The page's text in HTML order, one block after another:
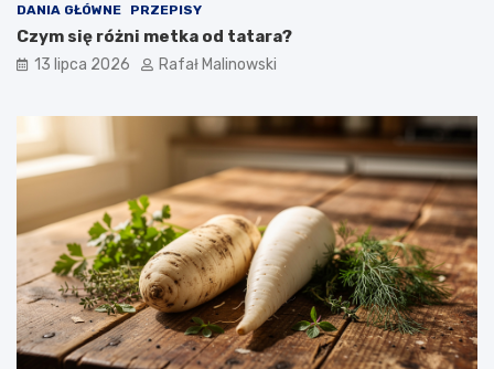
DANIA GŁÓWNE PRZEPISY
Czym się różni metka od tatara?
13 lipca 2026 Rafał Malinowski